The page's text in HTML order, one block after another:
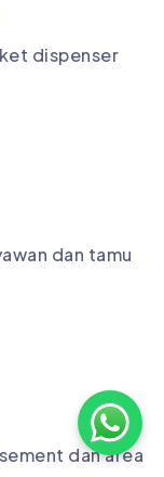
dispenser
dan tamu
dan area